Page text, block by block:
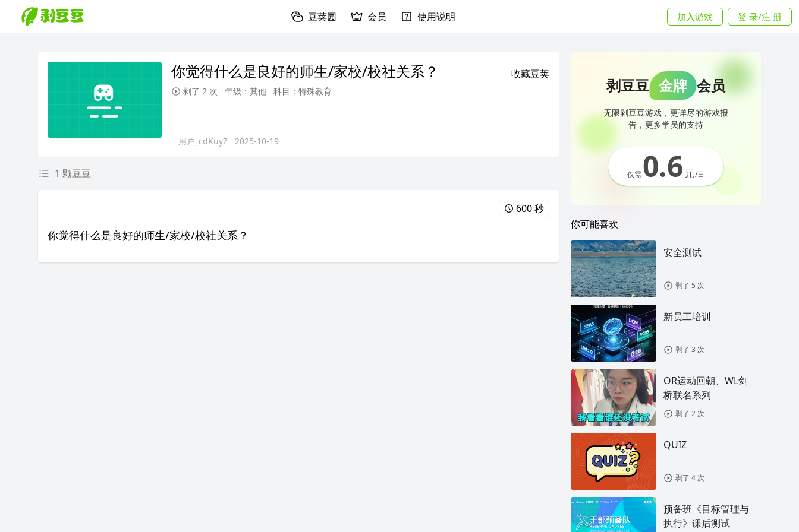
豆荚园 会员 使用说明 加入游戏 登 录/注 册
你觉得什么是良好的师生/家校/校社关系？ 收藏豆荚
剥了 2 次 年级：其他 科目：特殊教育
用户_cdKuyZ 2025-10-19
1 颗豆豆
600 秒
你觉得什么是良好的师生/家校/校社关系？
剥豆豆 金牌 会员
无限剥豆豆游戏，更详尽的游戏报
告，更多学员的支持
仅需0.6元/日
你可能喜欢
安全测试
剥了 5 次
新员工培训
剥了 3 次
OR运动回朝、WL剑
桥联名系列
剥了 2 次
QUIZ
剥了 4 次
预备班《目标管理与
执行》课后测试